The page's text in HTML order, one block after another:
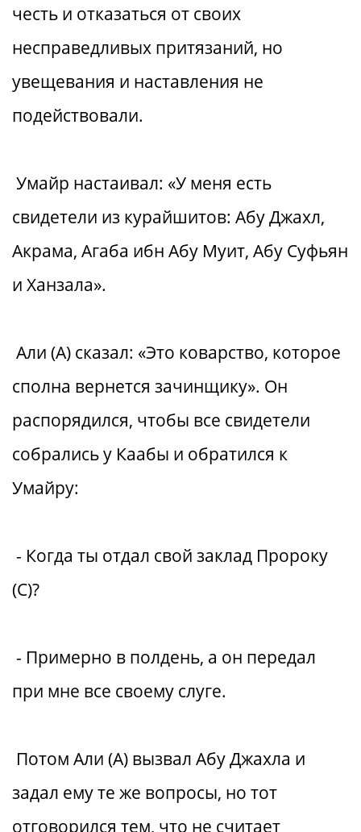
честь и отказаться от своих
несправедливых притязаний, но
увещевания и наставления не
подействовали.
Умайр настаивал: «У меня есть
свидетели из курайшитов: Абу Джахл,
Акрама, Агаба ибн Абу Муит, Абу Суфьян
и Ханзала».
Али (А) сказал: «Это коварство, которое
сполна вернется зачинщику». Он
распорядился, чтобы все свидетели
собрались у Каабы и обратился к
Умайру:
- Когда ты отдал свой заклад Пророку
(С)?
- Примерно в полдень, а он передал
при мне все своему слуге.
Потом Али (А) вызвал Абу Джахла и
задал ему те же вопросы, но тот
отговорился тем, что не считает